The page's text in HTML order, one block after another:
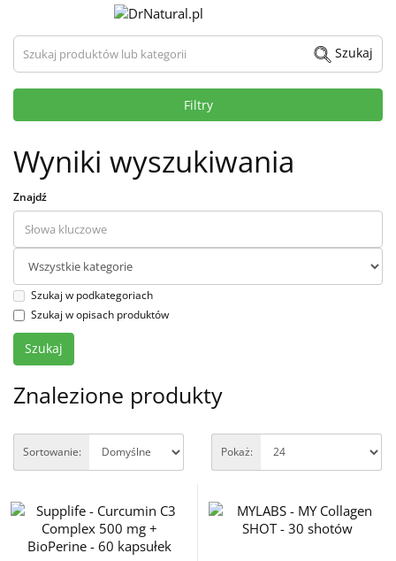
Szukaj produktów lub kategorii Szukaj
Filtry
Wyniki wyszukiwania
Znajdź
Szukaj w podkategoriach
Szukaj w opisach produktów
Znalezione produkty
Sortowanie: Pokaż: